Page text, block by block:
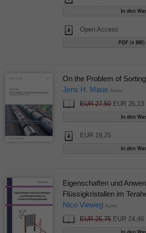
Open Access
PDF (4
On the Problem of
Jens H. Maue Autor
EUR 27,50EUR 26,13
EUR 19,25
Eigenschaften und
Flüssigkristallen im
Nico Vieweg Autor
EUR 25,75EUR 24,46